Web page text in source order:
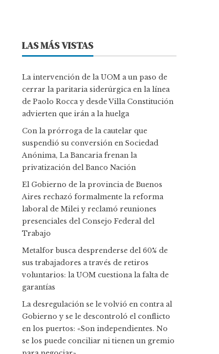
LAS MÁS VISTAS
La intervención de la UOM a un paso de
cerrar la paritaria siderúrgica en la línea
de Paolo Rocca y desde Villa Constitución
advierten que irán a la huelga
Con la prórroga de la cautelar que
suspendió su conversión en Sociedad
Anónima, La Bancaria frenan la
privatización del Banco Nación
El Gobierno de la provincia de Buenos
Aires rechazó formalmente la reforma
laboral de Milei y reclamó reuniones
presenciales del Consejo Federal del
Trabajo
Metalfor busca desprenderse del 60% de
sus trabajadores a través de retiros
voluntarios: la UOM cuestiona la falta de
garantías
La desregulación se le volvió en contra al
Gobierno y se le descontroló el conflicto
en los puertos: «Son independientes. No
se los puede conciliar ni tienen un gremio